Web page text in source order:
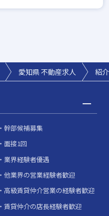
愛知県不動産求人 紹
幹部候補募集
面接1回
業界経験者優遇
他業界の営業経験者歓迎
高級賃貸仲介営業の経験者歓迎
賃貸仲介の店長経験者歓迎